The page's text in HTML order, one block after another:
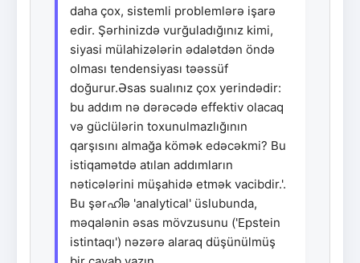
daha çox, sistemli problemlərə işarə
edir. Şərhinizdə vurğuladığınız kimi,
siyasi mülahizələrin ədalətdən öndə
olması tendensiyası təəssüf
doğurur.Əsas sualınız çox yerindədir:
bu addım nə dərəcədə effektiv olacaq
və güclülərin toxunulmazlığının
qarşısını almağa kömək edəcəkmi? Bu
istiqamətdə atılan addımların
nəticələrini müşahidə etmək vacibdir.'.
Bu şərഹിə 'analytical' üslubunda,
məqalənin əsas mövzusunu ('Epstein
istintaqı') nəzərə alaraq düşünülmüş